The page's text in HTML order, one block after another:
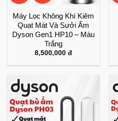
Máy Lọc Không Khí Kiêm
Quạt Mát Và Sưởi Ấm
Dyson Gen1 HP10 – Màu
Trắng
8,500,000 đ